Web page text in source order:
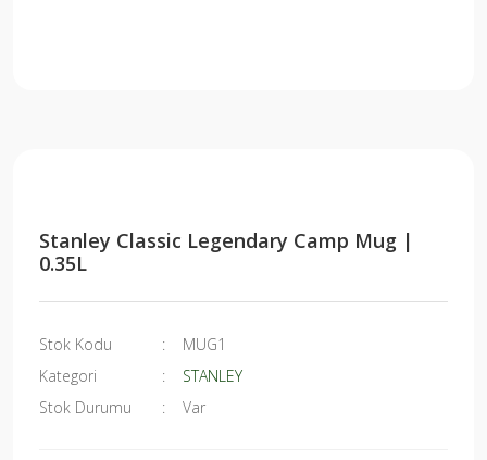
Stanley Classic Legendary Camp Mug |
0.35L
Stok Kodu
MUG1
Kategori
STANLEY
Stok Durumu
Var